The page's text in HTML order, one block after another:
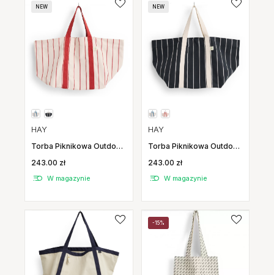
NEW
HAY
Torba Piknikowa Outdoor
Czerwone Pasy Hay
243.00 zł
W magazynie
NEW
HAY
Torba Piknikowa Outdoor
Pasy Hay
243.00 zł
W magazynie
-15%